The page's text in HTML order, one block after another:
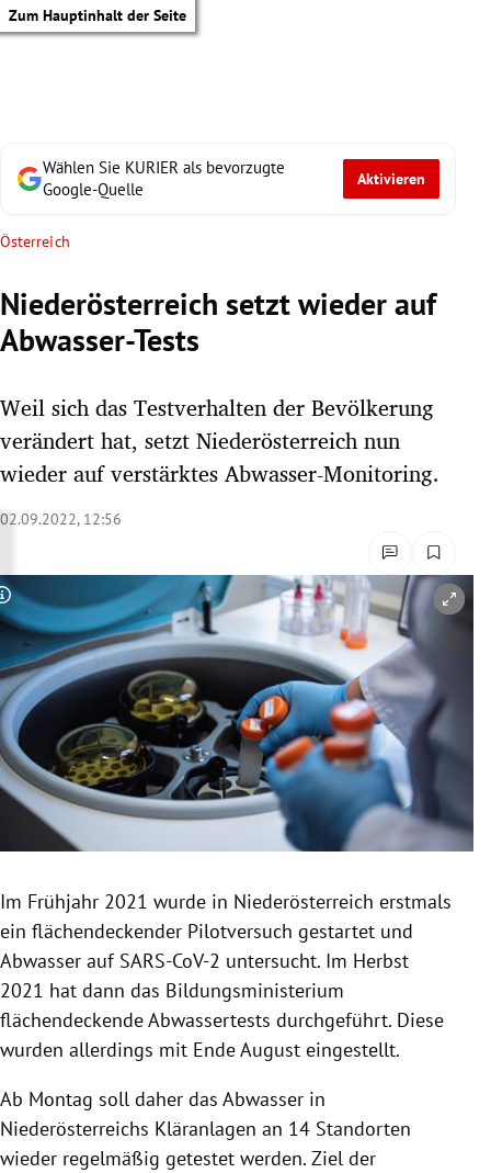
Zum Hauptinhalt der Seite
Untermenü
Untermenü
Untermenü
Untermenü
Untermenü
Untermenü
Untermenü
Untermenü
Wählen Sie KURIER als bevorzugte
Google-Quelle
Aktivieren
Österreich
Niederösterreich setzt wieder auf
Abwasser-Tests
Weil sich das Testverhalten der Bevölkerung
verändert hat, setzt Niederösterreich nun
wieder auf verstärktes Abwasser-Monitoring.
02.09.2022, 12:56
Copyright-Hinweis öffnen/schließen
Im Frühjahr 2021 wurde in Niederösterreich erstmals
ein flächendeckender Pilotversuch gestartet und
Abwasser auf SARS-CoV-2 untersucht. Im Herbst
2021 hat dann das Bildungsministerium
flächendeckende Abwassertests durchgeführt. Diese
wurden allerdings mit Ende August eingestellt.
Ab Montag soll daher das Abwasser in
Niederösterreichs Kläranlagen an 14 Standorten
wieder regelmäßig getestet werden. Ziel der